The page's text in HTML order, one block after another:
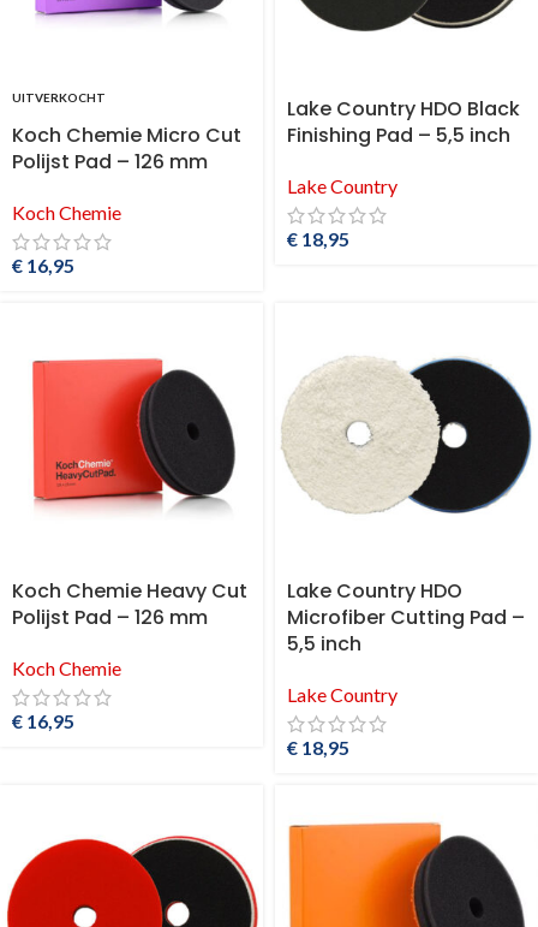
UITVERKOCHT
Koch Chemie Micro Cut
Polijst Pad – 126 mm
Koch Chemie
€ 16,95
Lake Country HDO Black
Finishing Pad – 5,5 inch
Lake Country
€ 18,95
Koch Chemie Heavy Cut
Polijst Pad – 126 mm
Koch Chemie
€ 16,95
Lake Country HDO
Microfiber Cutting Pad –
5,5 inch
Lake Country
€ 18,95